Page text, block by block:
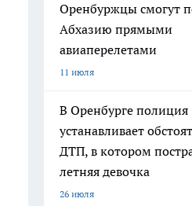
Оренбуржцы смогут
Абхазию прямыми
авиаперелетами
11 июля
В Оренбурге полиция
устанавливает
ДТП, в котором
летняя девочка
26 июля